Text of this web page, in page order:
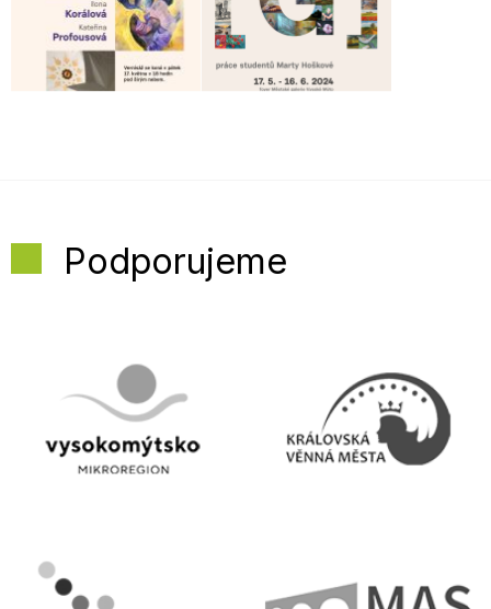
Podporujeme